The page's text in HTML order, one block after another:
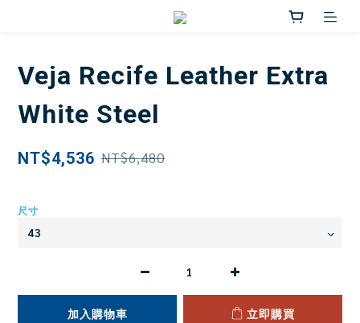
Veja Recife Leather Extra
White Steel
NT$4,536 NT$6,480
尺寸
加入購物車 立即購買